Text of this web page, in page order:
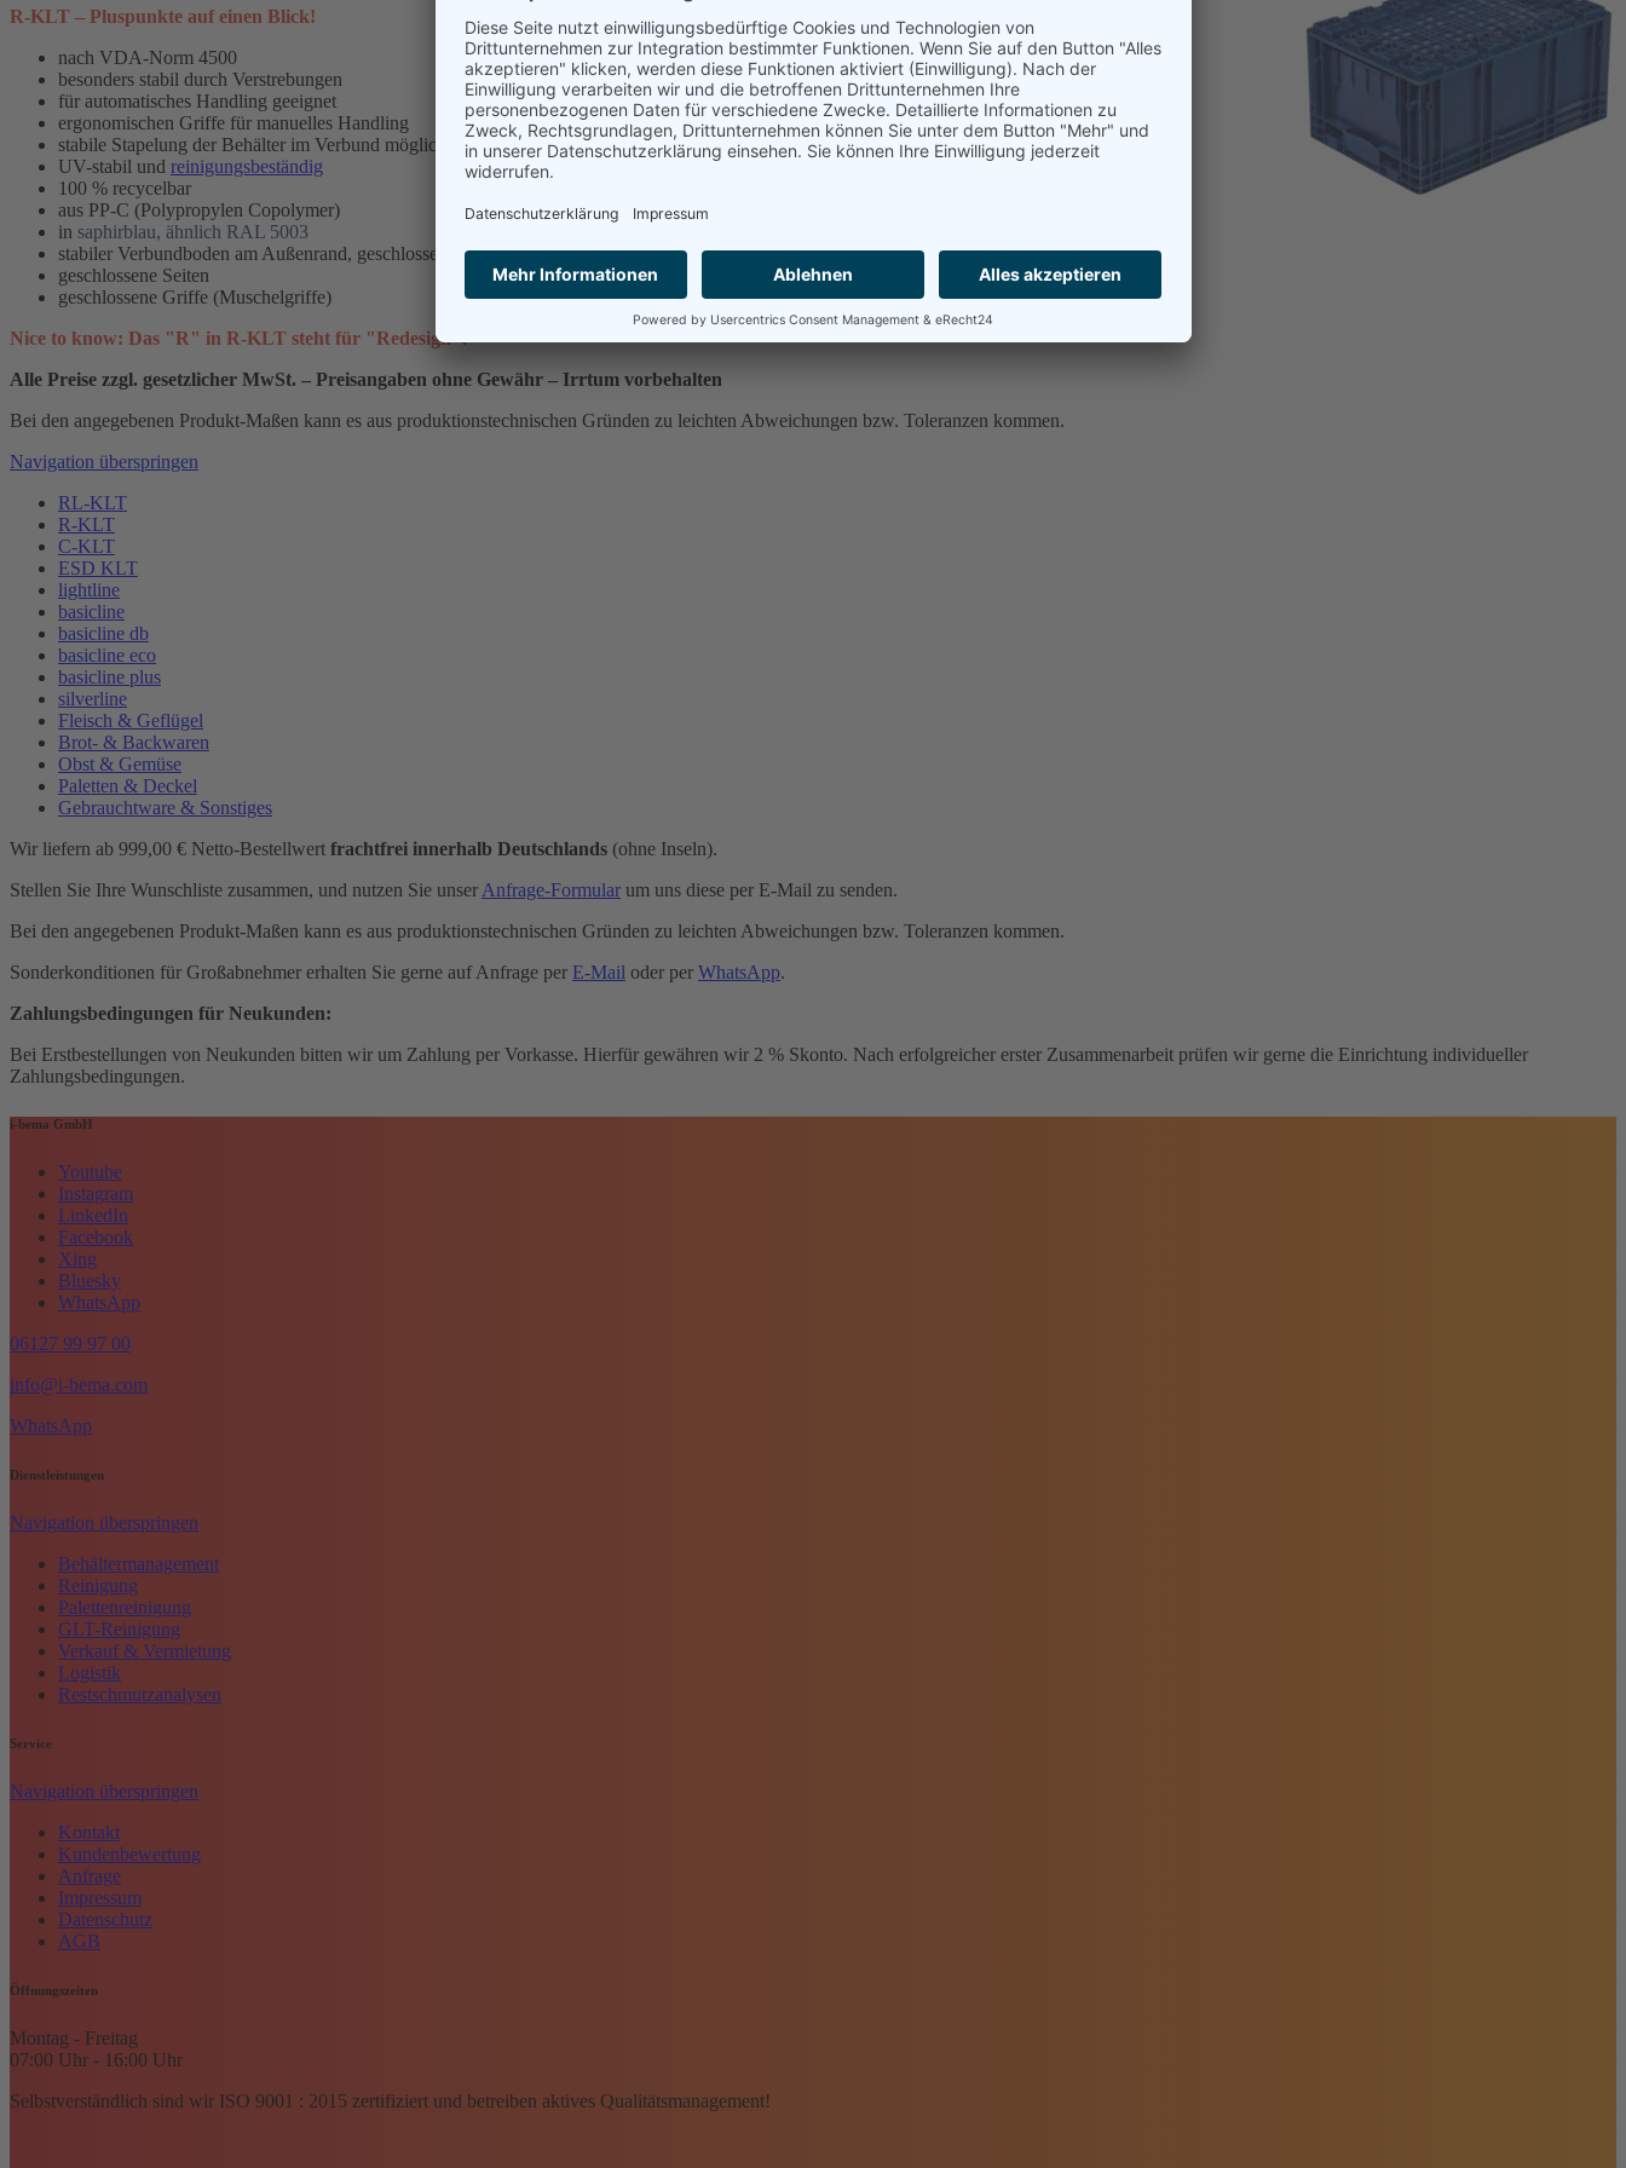
R-KLT – Pluspunkte auf einen Blick!
nach VDA-Norm 4500
besonders stabil durch Verstrebungen
für automatisches Handling geeignet
ergonomischen Griffe für manuelles Handling
stabile Stapelung der Behälter im Verbund möglich
UV-stabil und reinigungsbeständig
100 % recycelbar
aus PP-C (Polypropylen Copolymer)
in saphirblau, ähnlich RAL 5003
stabiler Verbundboden am Außenrand, geschlossen
geschlossene Seiten
geschlossene Griffe (Muschelgriffe)
Nice to know: Das "R" in R-KLT steht für "Redesign".
Alle Preise zzgl. gesetzlicher MwSt. – Preisangaben ohne Gewähr – Irrtum vorbehalten
Bei den angegebenen Produkt-Maßen kann es aus produktionstechnischen Gründen zu leichten Abweichungen bzw. Toleranzen kommen.
Navigation überspringen
RL-KLT
R-KLT
C-KLT
ESD KLT
lightline
basicline
basicline db
basicline eco
basicline plus
silverline
Fleisch & Geflügel
Brot- & Backwaren
Obst & Gemüse
Paletten & Deckel
Gebrauchtware & Sonstiges
Wir liefern ab 999,00 € Netto-Bestellwert frachtfrei innerhalb Deutschlands (ohne Inseln).
Stellen Sie Ihre Wunschliste zusammen, und nutzen Sie unser Anfrage-Formular um uns diese per E-Mail zu senden.
Bei den angegebenen Produkt-Maßen kann es aus produktionstechnischen Gründen zu leichten Abweichungen bzw. Toleranzen kommen.
Sonderkonditionen für Großabnehmer erhalten Sie gerne auf Anfrage per E-Mail oder per WhatsApp.
Zahlungsbedingungen für Neukunden:
Bei Erstbestellungen von Neukunden bitten wir um Zahlung per Vorkasse. Hierfür gewähren wir 2 % Skonto. Nach erfolgreicher erster Zusammenarbeit prüfen wir gerne die Einrichtung individueller
Zahlungsbedingungen.
i-bema GmbH
Youtube
Instagram
LinkedIn
Facebook
Xing
Bluesky
WhatsApp
06127 99 97 00
info@i-bema.com
WhatsApp
Dienstleistungen
Navigation überspringen
Behältermanagement
Reinigung
Palettenreinigung
GLT-Reinigung
Verkauf & Vermietung
Logistik
Restschmutzanalysen
Service
Navigation überspringen
Kontakt
Kundenbewertung
Anfrage
Impressum
Datenschutz
AGB
Öffnungszeiten
Montag - Freitag
07:00 Uhr - 16:00 Uhr
Selbstverständlich sind wir ISO 9001 : 2015 zertifiziert und betreiben aktives Qualitätsmanagement!